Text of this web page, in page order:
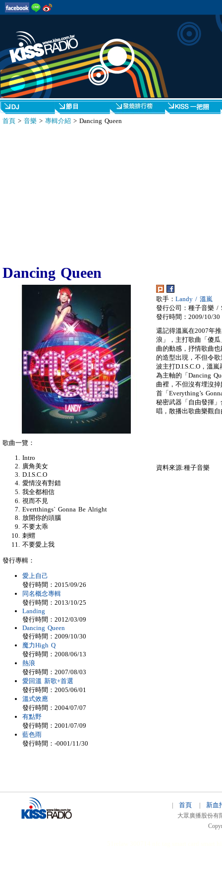
首頁 > 音樂 > 專輯介紹 > Dancing Queen
Dancing Queen
歌手： Landy / 溫嵐
發行公司：種子音樂 /
發行時間：2009/10/30
還記得溫嵐在2007年
浪」，主打歌曲「傻
曲的動感，抒情歌曲
的造型出現，不但令
波主打D.I.S.C.O，溫
為主軸的「Dancing
曲裡，不但沒有埋沒
首「Everything’s
秘密武器「自由發揮
唱，散播出歌曲樂觀
資料來源:種子音樂
歌曲一覽：
Intro
廣角美女
D.I.S.C.O
愛情沒有對錯
我全都相信
視而不見
Evertthings` Gonna Be Alright
放開你的頭腦
不要太乖
刺蝟
不要愛上我
發行專輯：
愛上自己
發行時間：2015/09/26
同名概念專輯
發行時間：2013/10/25
Landing
發行時間：2012/03/09
Dancing Queen
發行時間：2009/10/30
魔力High Q
發行時間：2008/06/13
熱浪
發行時間：2007/08/03
愛回溫 新歌+首選
發行時間：2005/06/01
溫式效應
發行時間：2004/07/07
有點野
發行時間：2001/07/09
藍色雨
發行時間：-0001/11/30
首頁 新血
大眾廣播股份有